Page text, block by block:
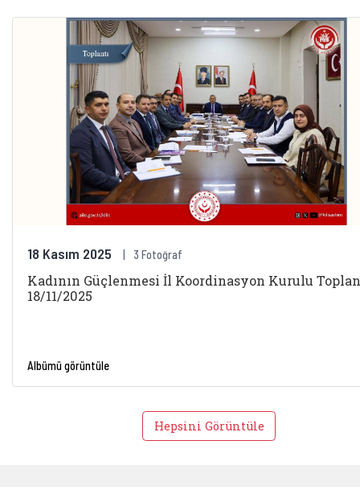
18 Kasım 2025 3 Fotoğraf
Kadının Güçlenmesi İl Koordinasyon Kurulu
18/11/2025
Albümü görüntüle
Hepsini Görüntüle